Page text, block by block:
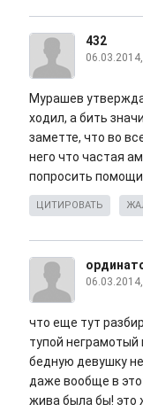
432
Мурашев
ходил, а бить
заметте, что во
него что частая
попросить
ЦИТИРОВАТЬ
что еще тут
тупой неграмотый
бедную девушку
даже вообще в
жива была бы! это